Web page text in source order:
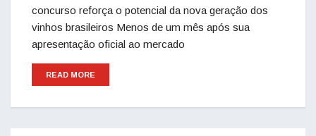
concurso reforça o potencial da nova geração dos
vinhos brasileiros Menos de um mês após sua
apresentação oficial ao mercado
READ MORE